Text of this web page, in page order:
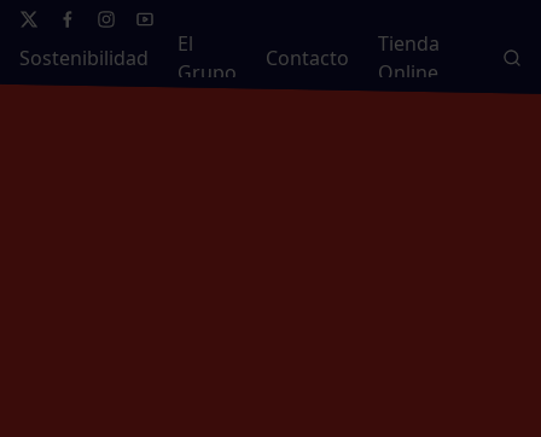
Sostenibilidad
El
Grupo
Contacto
Tienda
Online